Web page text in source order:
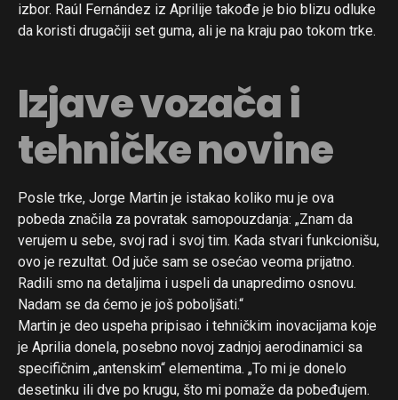
izbor. Raúl Fernández iz Aprilije takođe je bio blizu odluke
da koristi drugačiji set guma, ali je na kraju pao tokom trke.
Izjave vozača i
tehničke novine
Posle trke, Jorge Martin je istakao koliko mu je ova
pobeda značila za povratak samopouzdanja: „Znam da
verujem u sebe, svoj rad i svoj tim. Kada stvari funkcionišu,
ovo je rezultat. Od juče sam se osećao veoma prijatno.
Radili smo na detaljima i uspeli da unapredimo osnovu.
Nadam se da ćemo je još poboljšati.“
Martin je deo uspeha pripisao i tehničkim inovacijama koje
je Aprilia donela, posebno novoj zadnjoj aerodinamici sa
specifičnim „antenskim“ elementima. „To mi je donelo
desetinku ili dve po krugu, što mi pomaže da pobeđujem.